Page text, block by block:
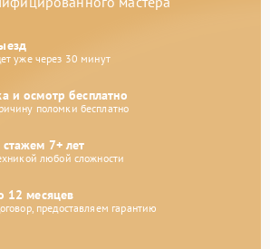
уже через 30 минут
и осмотр бесплатно
поломки бесплатно
7+ лет
любой сложности
12 месяцев
предоставляем гарантию